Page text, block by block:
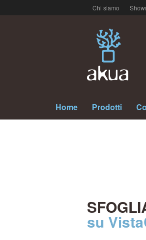
Chi siamo
Home Prodotti
su